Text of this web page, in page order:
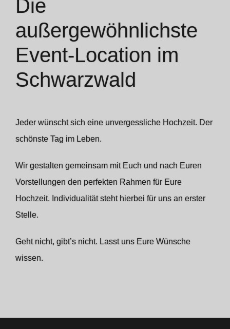
Die
außergewöhnlichste
Event-Location im
Schwarzwald
Jeder wünscht sich eine unvergessliche Hochzeit. Der
schönste Tag im Leben.
Wir gestalten gemeinsam mit Euch und nach Euren
Vorstellungen den perfekten Rahmen für Eure
Hochzeit. Individualität steht hierbei für uns an erster
Stelle.
Geht nicht, gibt’s nicht. Lasst uns Eure Wünsche
wissen.